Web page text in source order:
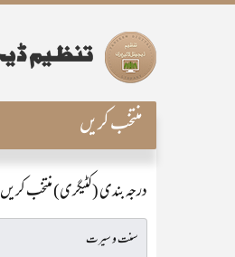
منتخب کریں
درجہ بندی (کٹیگری) منتخب کریں